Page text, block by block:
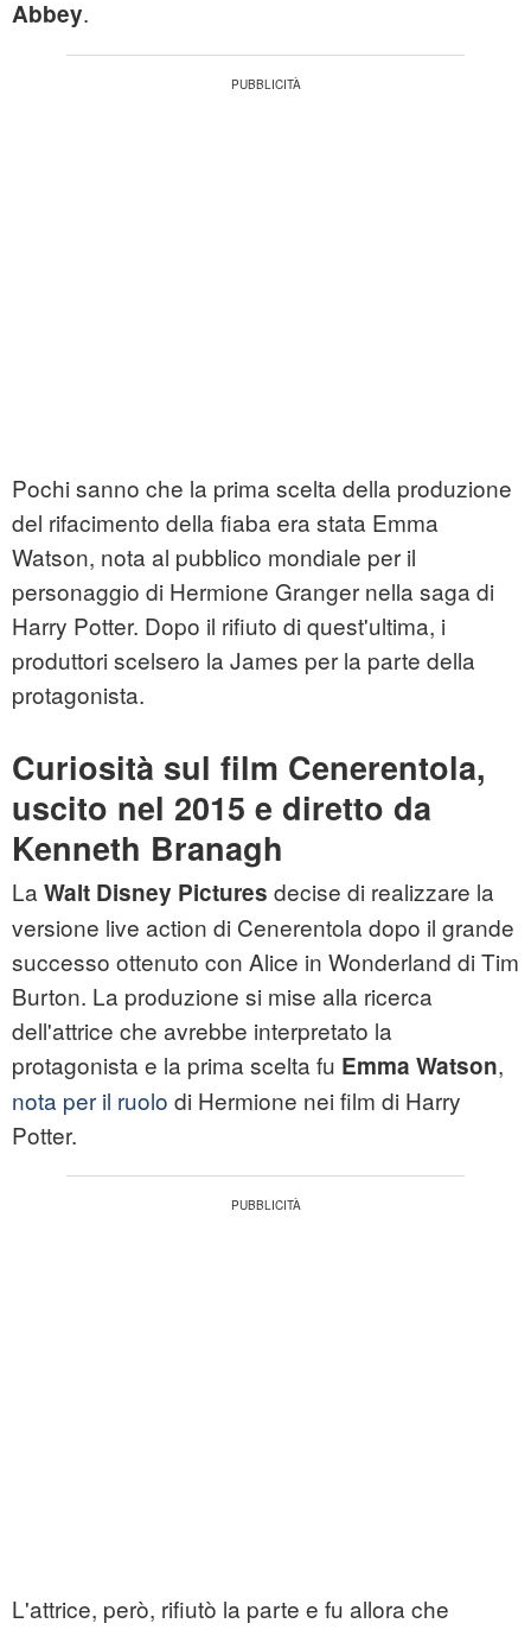
Abbey.
Pochi sanno che la prima scelta della produzione
del rifacimento della fiaba era stata Emma
Watson, nota al pubblico mondiale per il
personaggio di Hermione Granger nella saga di
Harry Potter. Dopo il rifiuto di quest'ultima, i
produttori scelsero la James per la parte della
protagonista.
Curiosità sul film Cenerentola,
uscito nel 2015 e diretto da
Kenneth Branagh
La Walt Disney Pictures decise di realizzare la
versione live action di Cenerentola dopo il grande
successo ottenuto con Alice in Wonderland di Tim
Burton. La produzione si mise alla ricerca
dell'attrice che avrebbe interpretato la
protagonista e la prima scelta fu Emma Watson,
nota per il ruolo di Hermione nei film di Harry
Potter.
L'attrice, però, rifiutò la parte e fu allora che